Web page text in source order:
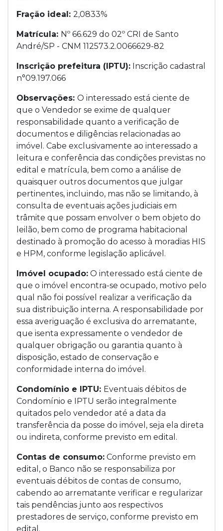
Fração ideal: 2,0833%
Matrícula: Nº 66.629 do 02º CRI de Santo
André/SP - CNM 112573.2.0066629-82
Inscrição prefeitura (IPTU): Inscrição cadastral
n°09.197.066
Observações: O interessado está ciente de
que o Vendedor se exime de qualquer
responsabilidade quanto a verificação de
documentos e diligências relacionadas ao
imóvel. Cabe exclusivamente ao interessado a
leitura e conferência das condições previstas no
edital e matrícula, bem como a análise de
quaisquer outros documentos que julgar
pertinentes, incluindo, mas não se limitando, à
consulta de eventuais ações judiciais em
trâmite que possam envolver o bem objeto do
leilão, bem como de programa habitacional
destinado à promoção do acesso à moradias HIS
e HPM, conforme legislação aplicável.
Imóvel ocupado: O interessado está ciente de
que o imóvel encontra-se ocupado, motivo pelo
qual não foi possível realizar a verificação da
sua distribuição interna. A responsabilidade por
essa averiguação é exclusiva do arrematante,
que isenta expressamente o vendedor de
qualquer obrigação ou garantia quanto à
disposição, estado de conservação e
conformidade interna do imóvel.
Condomínio e IPTU: Eventuais débitos de
Condomínio e IPTU serão integralmente
quitados pelo vendedor até a data da
transferência da posse do imóvel, seja ela direta
ou indireta, conforme previsto em edital.
Contas de consumo: Conforme previsto em
edital, o Banco não se responsabiliza por
eventuais débitos de contas de consumo,
cabendo ao arrematante verificar e regularizar
tais pendências junto aos respectivos
prestadores de serviço, conforme previsto em
edital.